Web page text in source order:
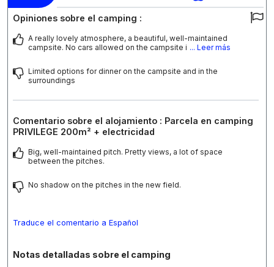
Opiniones sobre el camping :
A really lovely atmosphere, a beautiful, well-maintained
campsite. No cars allowed on the campsite i ... Leer más
Limited options for dinner on the campsite and in the
surroundings
Comentario sobre el alojamiento : Parcela en camping
PRIVILEGE 200m² + electricidad
Big, well-maintained pitch. Pretty views, a lot of space
between the pitches.
No shadow on the pitches in the new field.
Traduce el comentario a Español
Notas detalladas sobre el camping